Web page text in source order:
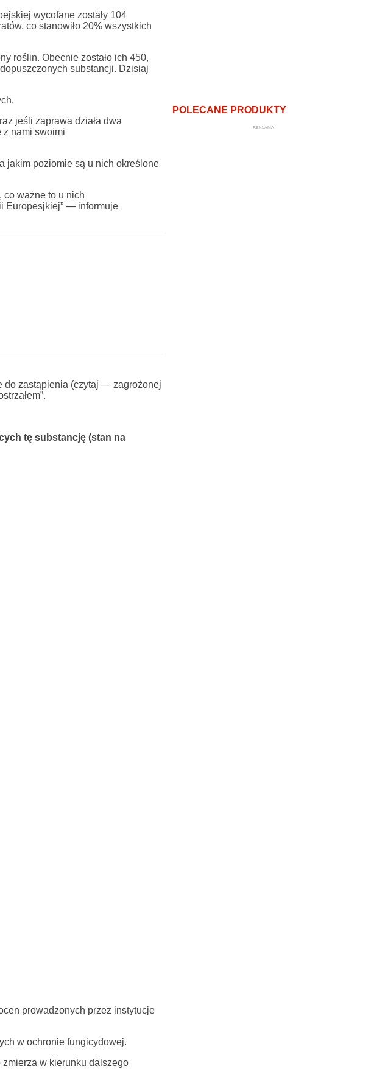
wycofane zostały 104
co stanowiło 20% wszystkich
roślin. Obecnie zostało ich 450,
substancji. Dzisiaj
jeśli zaprawa działa dwa
z nami swoimi
jakim poziomie są u nich określone
co ważne to u nich
Europesjkiej” — informuje
do zastąpienia (czytaj — zagrożonej
tę substancję (stan na
prowadzonych przez instytucje
w ochronie fungicydowej.
w kierunku dalszego
POLECANE PRODUKTY
REKLAMA